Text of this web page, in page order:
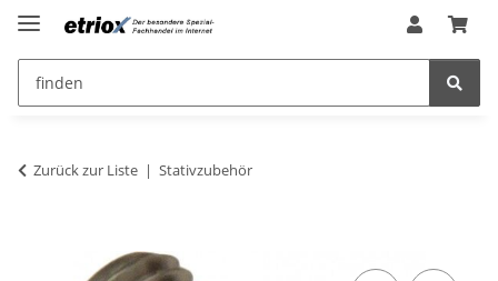
Zurück zur Liste Stativzubehör